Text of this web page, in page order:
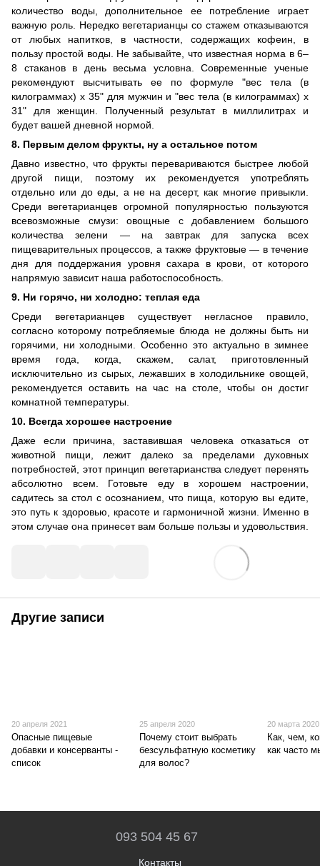
количество воды, дополнительное ее потребление играет
важную роль. Нередко вегетарианцы со стажем отказываются
от любых напитков, в частности, содержащих кофеин, в
пользу простой воды. Не забывайте, что известная норма в 6–
8 стаканов в день весьма условна. Современные ученые
рекомендуют высчитывать ее по формуле "вес тела (в
килограммах) х 35" для мужчин и "вес тела (в килограммах) х
31" для женщин. Полученный результат в миллилитрах и
будет вашей дневной нормой.
8. Первым делом фрукты, ну а остальное потом
Давно известно, что фрукты перевариваются быстрее любой
другой пищи, поэтому их рекомендуется употреблять
отдельно или до еды, а не на десерт, как многие привыкли.
Среди вегетарианцев огромной популярностью пользуются
всевозможные смузи: овощные с добавлением большого
количества зелени — на завтрак для запуска всех
пищеварительных процессов, а также фруктовые — в течение
дня для поддержания уровня сахара в крови, от которого
напрямую зависит наша работоспособность.
9. Ни горячо, ни холодно: теплая еда
Среди вегетарианцев существует негласное правило,
согласно которому потребляемые блюда не должны быть ни
горячими, ни холодными. Особенно это актуально в зимнее
время года, когда, скажем, салат, приготовленный
исключительно из сырых, лежавших в холодильнике овощей,
рекомендуется оставить на час на столе, чтобы он достиг
комнатной температуры.
10. Всегда хорошее настроение
Даже если причина, заставившая человека отказаться от
животной пищи, лежит далеко за пределами духовных
потребностей, этот принцип вегетарианства следует перенять
абсолютно всем. Готовьте еду в хорошем настроении,
садитесь за стол с осознанием, что пища, которую вы едите,
это путь к здоровью, красоте и гармоничной жизни. Именно в
этом случае она принесет вам больше пользы и удовольствия.
Другие записи
20 апреля 2021
Опасные пищевые
добавки и консерванты -
список
25 апреля 2020
Почему стоит выбрать
безсульфатную косметику
для волос?
20 марта 2020
Как, чем,
как часто
093 504 45 67
Контакты